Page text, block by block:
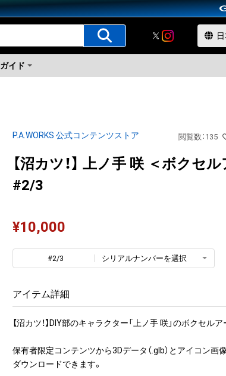
ガイド
P.A.WORKS 公式コンテンツストア 閲覧数 ： 135
【沼カツ！】 上ノ手 咲 ＜ボクセ
#2/3
¥10,000
#2/3 シリアルナンバーを選択
アイテム詳細
【沼カツ！】DIY部のキャラクター「上ノ手 咲」のボクセルア
保有者限定コンテンツから3Dデータ（.glb）とアイコン画像
ダウンロードできます。